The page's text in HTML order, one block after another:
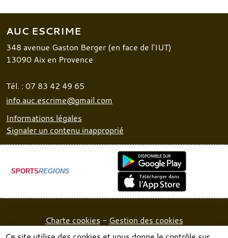
AUC ESCRIME
348 avenue Gaston Berger (en face de l'IUT)
13090 Aix en Provence
Tél. : 07 83 42 49 65
info.auc.escrime@gmail.com
Informations légales
Signaler un contenu inapproprié
SPORTSREGIONS
Charte cookies Gestion des cookies